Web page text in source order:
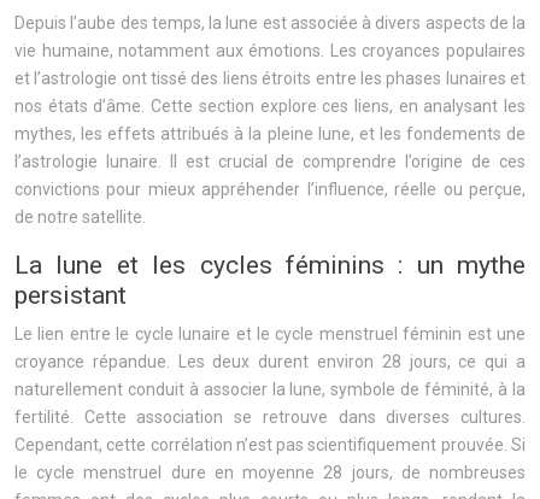
Depuis l’aube des temps, la lune est associée à divers aspects de la
vie humaine, notamment aux émotions. Les croyances populaires
et l’astrologie ont tissé des liens étroits entre les phases lunaires et
nos états d’âme. Cette section explore ces liens, en analysant les
mythes, les effets attribués à la pleine lune, et les fondements de
l’astrologie lunaire. Il est crucial de comprendre l’origine de ces
convictions pour mieux appréhender l’influence, réelle ou perçue,
de notre satellite.
La lune et les cycles féminins : un mythe
persistant
Le lien entre le cycle lunaire et le cycle menstruel féminin est une
croyance répandue. Les deux durent environ 28 jours, ce qui a
naturellement conduit à associer la lune, symbole de féminité, à la
fertilité. Cette association se retrouve dans diverses cultures.
Cependant, cette corrélation n’est pas scientifiquement prouvée. Si
le cycle menstruel dure en moyenne 28 jours, de nombreuses